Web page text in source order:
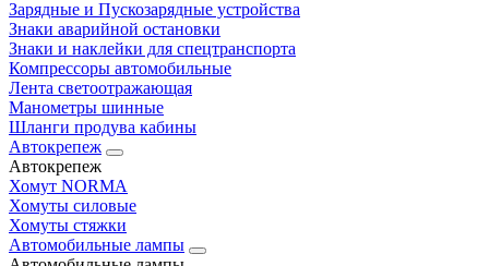
Зарядные и Пускозарядные устройства
Знаки аварийной остановки
Знаки и наклейки для спецтранспорта
Компрессоры автомобильные
Лента светоотражающая
Манометры шинные
Шланги продува кабины
Автокрепеж
Автокрепеж
Хомут NORMA
Хомуты силовые
Хомуты стяжки
Автомобильные лампы